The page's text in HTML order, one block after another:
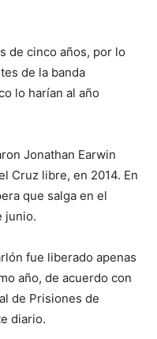
de cinco años, por lo
de la banda
lo harían al año
Jonathan Earwin
Cruz libre, en 2014. En
que salga en el
junio.
fue liberado apenas
año, de acuerdo con
de Prisiones de
diario.